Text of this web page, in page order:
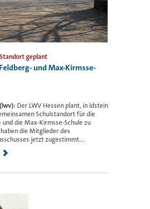
geplant
und Max-Kirmsse-
Der LWV Hessen plant, in Idstein
Schulstandort für die
und die Max-Kirmsse-Schule zu
die Mitglieder des
jetzt zugestimmt....